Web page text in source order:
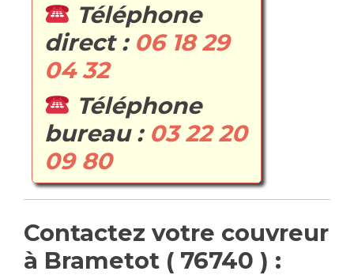
Téléphone
direct : 06 18 29
04 32
Téléphone
bureau : 03 22 20
09 80
Contactez votre couvreur
à Brametot ( 76740 ) :